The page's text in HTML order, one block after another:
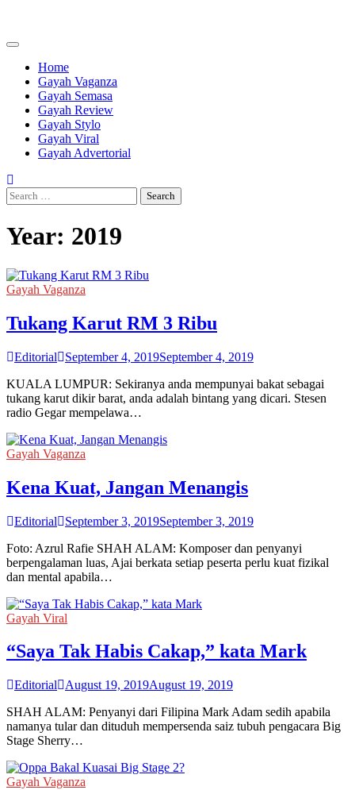
content
Home
Gayah Vaganza
Gayah Semasa
Gayah Review
Gayah Stylo
Gayah Viral
Gayah Advertorial
Search
for:
Year: 2019
Gayah Vaganza
Tukang Karut RM 3 Ribu
Editorial September 4, 2019September 4, 2019
KUALA LUMPUR: Sekiranya anda mempunyai bakat sebagai
tukang karut dikir barat, anda adalah bintang yang dicari. Stesen
radio Gegar mempelawa…
Gayah Vaganza
Kena Kuat, Jangan Menangis
Editorial September 3, 2019September 3, 2019
Foto: Azrul Rafie SHAH ALAM: Komposer dan penyanyi
berpengalaman luas, Ajai berkata setiap peserta perlu kuat fizikal
dan mental apabila…
Gayah Viral
“Saya Tak Habis Cakap,” kata Mark
Editorial August 19, 2019August 19, 2019
SHAH ALAM: Penyanyi dari Filipina Mark Adam sedih apabila
namanya tular dan dituduh mempersenda saiz tubuh pengacara Big
Stage Sherry…
Gayah Vaganza